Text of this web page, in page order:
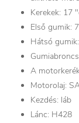
Kerekek: 17
Első gumik:
Hátsó
A
Motorolaj:
Kezdés: láb
Lánc: H428